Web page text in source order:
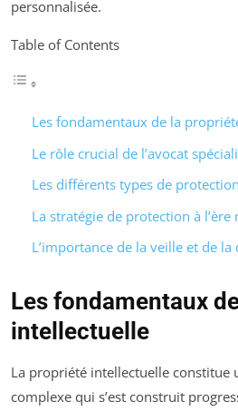
personnalisée.
Table of Contents
Les fondamentaux de la
Le rôle crucial de l’avocat
Les différents types de protection
La stratégie de protection à
L’importance de la veille et de
Les fondamentaux
intellectuelle
La propriété intellectuelle constitue
complexe qui s’est construit